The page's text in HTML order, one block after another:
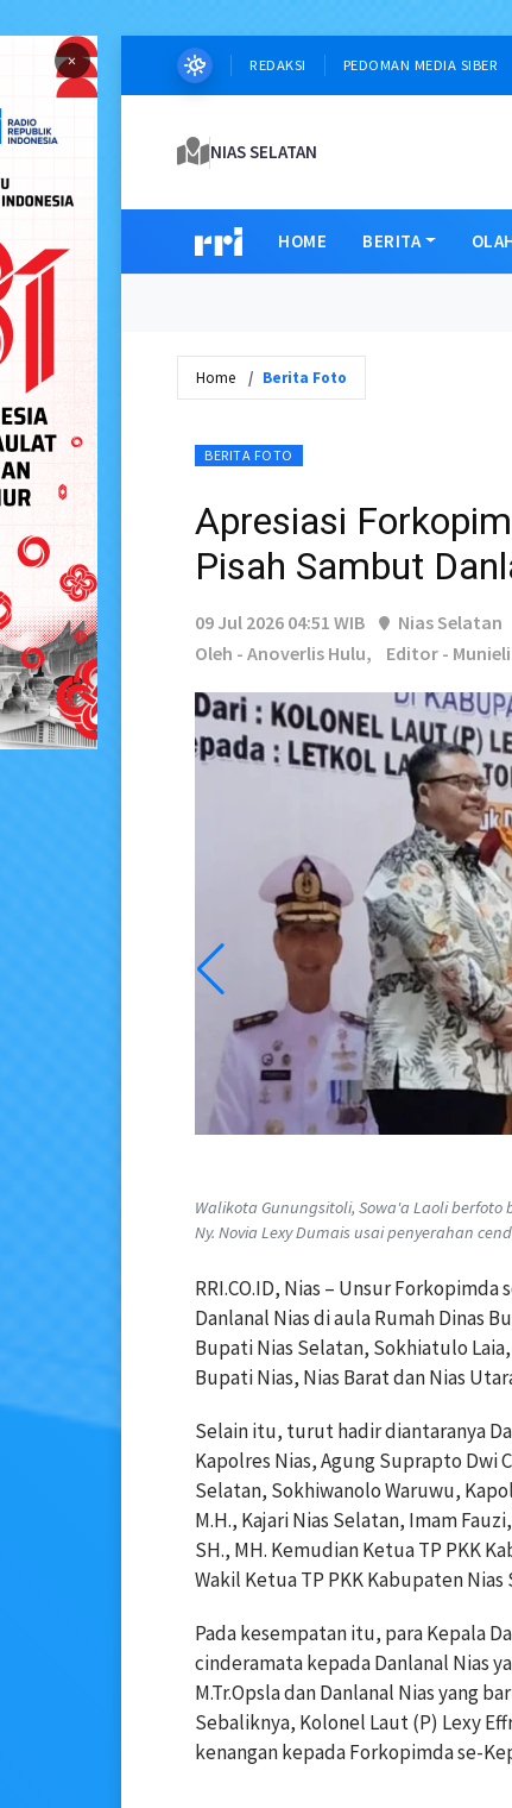
× REDAKSI PEDOMAN MEDIA SIBER
NIAS SELATAN
HOME BERITA
Home Berita Foto
BERITA FOTO
Apresiasi
Pisah Sambut
09 Jul 2026 04:51 WIB
Nias Selatan
Oleh - Anoverlis Hulu,
Editor -
Walikota Gunungsitoli, Sowa'a Laoli berfoto
Ny. Novia Lexy Dumais usai penyerahan
RRI.CO.ID, Nias – Unsur
Danlanal Nias di aula Rumah Dinas
Bupati Nias Selatan, Sokhiatulo
Bupati Nias, Nias Barat dan Nias
Selain itu, turut hadir diantaranya
Kapolres Nias, Agung Suprapto Dwi
Selatan, Sokhiwanolo Waruwu,
M.H., Kajari Nias Selatan, Imam
SH., MH. Kemudian Ketua TP PKK
Wakil Ketua TP PKK Kabupaten
Pada kesempatan itu, para Kepala
cinderamata kepada Danlanal Nias
M.Tr.Opsla dan Danlanal Nias yang
Sebaliknya, Kolonel Laut (P) Lexy
kenangan kepada Forkopimda se-